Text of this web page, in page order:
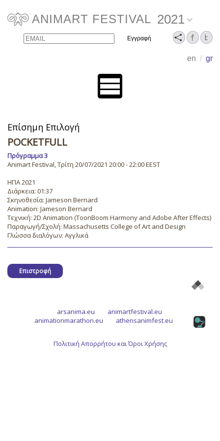
ANIMART FESTIVAL 2021
en / gr
Email Name
Επίσημη Επιλογή
POCKETFULL
Πρόγραμμα 3
Animart Festival, Τρίτη 20/07/2021 20:00 - 22:00 EEST
ΗΠΑ 2021
Διάρκεια: 01:37
Σκηνοθεσία: Jameson Bernard
Animation: Jameson Bernard
Τεχνική: 2D Animation (ToonBoom Harmony and Adobe After Effects)
Παραγωγή/Σχολή: Massachusetts College of Art and Design
Γλώσσα διαλόγων: Αγγλικά
Επιστροφή
arsanima.eu
animartfestival.eu
animationmarathon.eu
athensanimfest.eu
Πολιτική Απορρήτου και Όροι Χρήσης